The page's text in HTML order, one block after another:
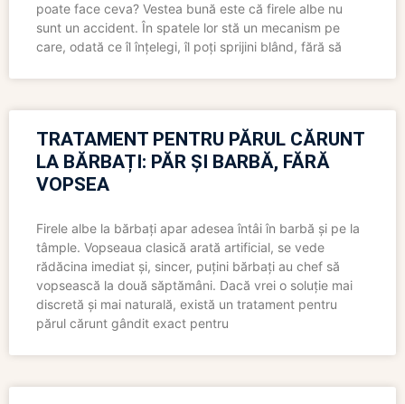
poate face ceva? Vestea bună este că firele albe nu
sunt un accident. În spatele lor stă un mecanism pe
care, odată ce îl înțelegi, îl poți sprijini blând, fără să
TRATAMENT PENTRU PĂRUL CĂRUNT
LA BĂRBAȚI: PĂR ȘI BARBĂ, FĂRĂ
VOPSEA
Firele albe la bărbați apar adesea întâi în barbă și pe la
tâmple. Vopseaua clasică arată artificial, se vede
rădăcina imediat și, sincer, puțini bărbați au chef să
vopsească la două săptămâni. Dacă vrei o soluție mai
discretă și mai naturală, există un tratament pentru
părul cărunt gândit exact pentru